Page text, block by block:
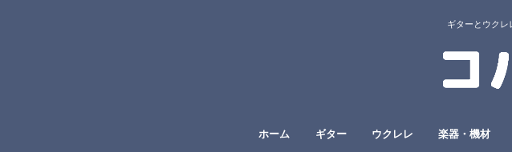
ギターとウク
ホーム ギター ウクレレ 楽器・機材